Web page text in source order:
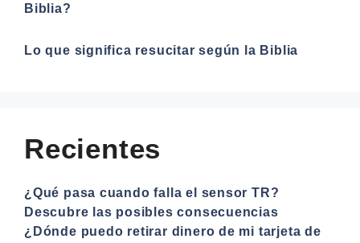
Biblia?
Lo que significa resucitar según la Biblia
Recientes
¿Qué pasa cuando falla el sensor TR?
Descubre las posibles consecuencias
¿Dónde puedo retirar dinero de mi tarjeta de